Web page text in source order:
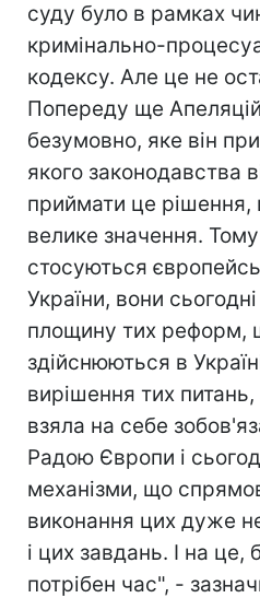
суду було в рамках
кримінально-
кодексу. Але це не
Попереду ще
безумовно, яке він
якого законодавства
приймати це рішення,
велике значення.
стосуються
України, вони
площину тих реформ,
здійснюються в
вирішення тих питань,
взяла на себе
Радою Європи і
механізми, що
виконання цих дуже
і цих завдань. І на це,
потрібен час", -